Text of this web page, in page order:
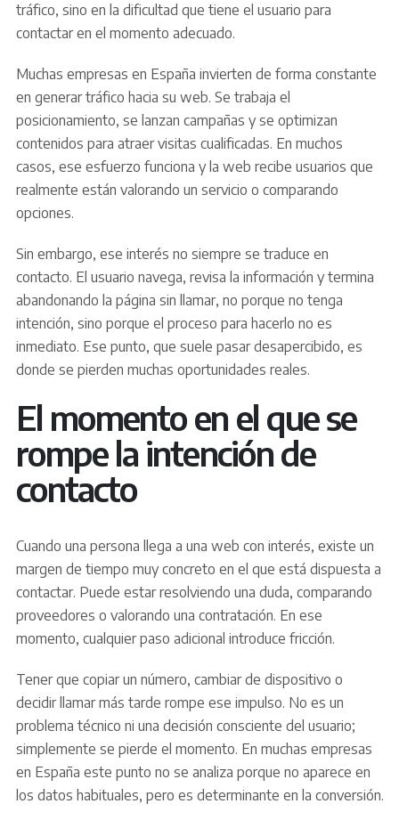
tráfico, sino en la dificultad que tiene el usuario para
contactar en el momento adecuado.
Muchas empresas en España invierten de forma constante
en generar tráfico hacia su web. Se trabaja el
posicionamiento, se lanzan campañas y se optimizan
contenidos para atraer visitas cualificadas. En muchos
casos, ese esfuerzo funciona y la web recibe usuarios que
realmente están valorando un servicio o comparando
opciones.
Sin embargo, ese interés no siempre se traduce en
contacto. El usuario navega, revisa la información y termina
abandonando la página sin llamar, no porque no tenga
intención, sino porque el proceso para hacerlo no es
inmediato. Ese punto, que suele pasar desapercibido, es
donde se pierden muchas oportunidades reales.
El momento en el que se
rompe la intención de
contacto
Cuando una persona llega a una web con interés, existe un
margen de tiempo muy concreto en el que está dispuesta a
contactar. Puede estar resolviendo una duda, comparando
proveedores o valorando una contratación. En ese
momento, cualquier paso adicional introduce fricción.
Tener que copiar un número, cambiar de dispositivo o
decidir llamar más tarde rompe ese impulso. No es un
problema técnico ni una decisión consciente del usuario;
simplemente se pierde el momento. En muchas empresas
en España este punto no se analiza porque no aparece en
los datos habituales, pero es determinante en la conversión.